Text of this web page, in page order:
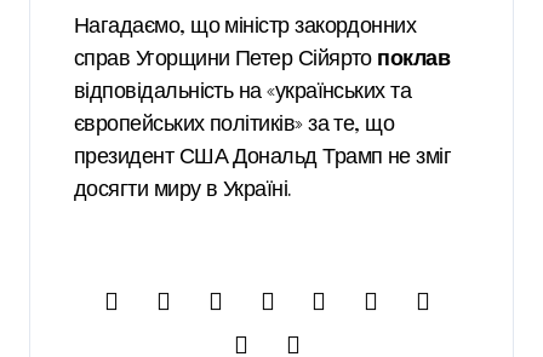
Нагадаємо, що міністр закордонних
справ Угорщини Петер Сійярто поклав
відповідальність на «українських та
європейських політиків» за те, що
президент США Дональд Трамп не зміг
досягти миру в Україні.